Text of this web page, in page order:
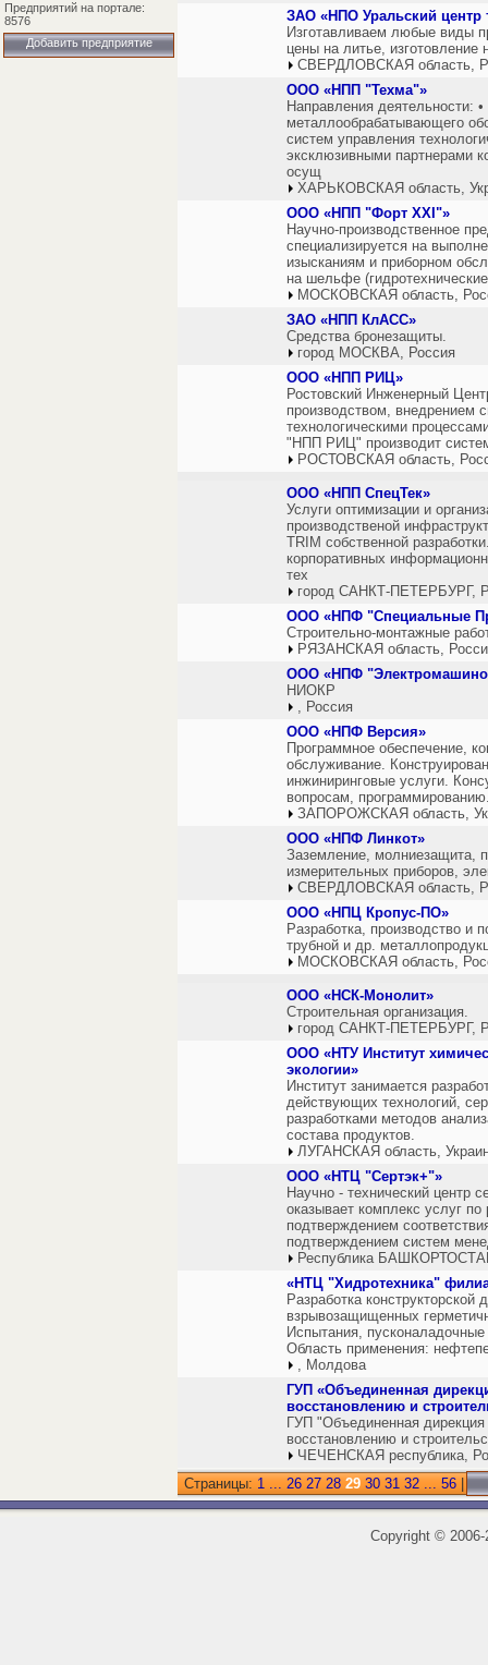
Предприятий на портале:
8576
Добавить предприятие
ЗАО «НПО Уральский центр
Изготавливаем любые виды
цены на литье, изготовление
СВЕРДЛОВСКАЯ область,
ООО «НПП "Техма"»
Направления деятельности:
металлообрабатывающего
систем управления
эксклюзивными партнерами
осущ
ХАРЬКОВСКАЯ область,
ООО «НПП "Форт XXI"»
Научно-производственное
специализируется на
изысканиям и приборном
на шельфе
МОСКОВСКАЯ область,
ЗАО «НПП КлАСС»
Средства бронезащиты.
город МОСКВА, Россия
ООО «НПП РИЦ»
Ростовский Инженерный
производством, внедрением
технологическими
"НПП РИЦ" производит
РОСТОВСКАЯ область,
ООО «НПП СпецТек»
Услуги оптимизации и
производственой
TRIM собственной
корпоративных
тех
город САНКТ-ПЕТЕРБУРГ,
ООО «НПФ "Специальные
Строительно-монтажные
РЯЗАНСКАЯ область,
ООО «НПФ
НИОКР
, Россия
ООО «НПФ Версия»
Программное обеспечение,
обслуживание.
инжиниринговые услуги.
вопросам,
ЗАПОРОЖСКАЯ область,
ООО «НПФ Линкот»
Заземление, молниезащита,
измерительных приборов,
СВЕРДЛОВСКАЯ область,
ООО «НПЦ Кропус-ПО»
Разработка, производство и
трубной и др.
МОСКОВСКАЯ область,
ООО «НСК-Монолит»
Строительная организация.
город САНКТ-ПЕТЕРБУРГ,
ООО «НТУ Институт
экологии»
Институт занимается
действующих технологий,
разработками методов
состава продуктов.
ЛУГАНСКАЯ область,
ООО «НТЦ "Сертэк+"»
Научно - технический центр
оказывает комплекс услуг
подтверждением
подтверждением систем
Республика
«НТЦ "Хидротехника"
Разработка конструкторской
взрывозащищенных
Испытания,
Область применения:
, Молдова
ГУП «Объединенная
восстановлению и
ГУП "Объединенная дирекция
восстановлению и
ЧЕЧЕНСКАЯ республика,
Страницы: 1 ... 26 27 28 29 30 31 32 ... 56
Copyright ©